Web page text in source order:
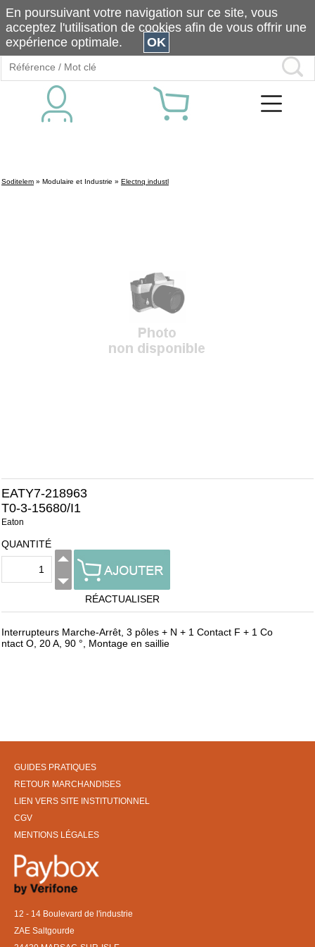
Soditelem » Modulaire et Industrie » Electnq industl
EATY7-218963
T0-3-15680/I1
Eaton
QUANTITÉ
RÉACTUALISER
Interrupteurs Marche-Arrêt, 3 pôles + N + 1 Contact F + 1 Co
ntact O, 20 A, 90 °, Montage en saillie
GUIDES PRATIQUES
RETOUR MARCHANDISES
LIEN VERS SITE INSTITUTIONNEL
CGV
MENTIONS LÉGALES
12 - 14 Boulevard de l'industrie
ZAE Saltgourde
En poursuivant votre navigation sur ce site, vous
acceptez l'utilisation de cookies afin de vous offrir une
expérience optimale.
OK